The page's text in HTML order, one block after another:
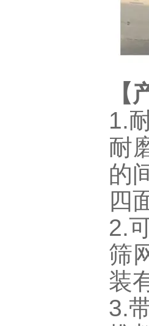
【
1.
耐
的
四
2.
筛
装
3.